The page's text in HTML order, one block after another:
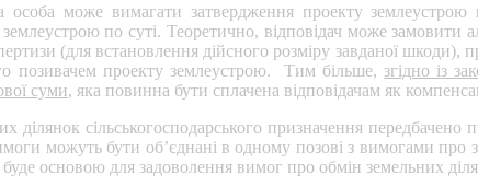
особа може вимагати затвердження проекту
по суті. Теоретично, відповідач може
(для встановлення дійсного розміру завданої шкоди),
позивачем проекту землеустрою. Тим більше, згідно із
суми, яка повинна бути сплачена відповідачам як
ділянок сільськогосподарського призначення
можуть бути об’єднані в одному позові з вимогами
основою для задоволення вимог про обмін земельних